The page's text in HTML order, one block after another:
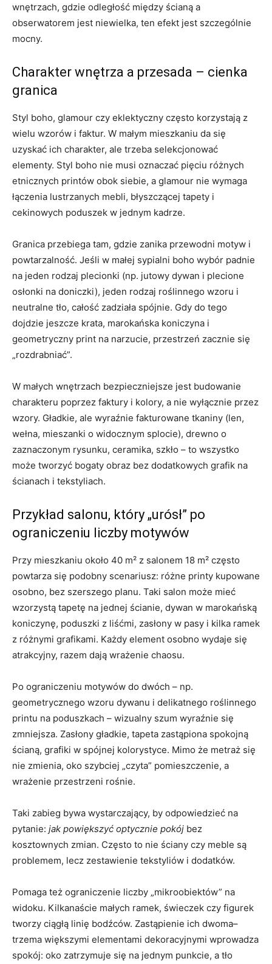
wnętrzach, gdzie odległość między ścianą a
obserwatorem jest niewielka, ten efekt jest szczególnie
mocny.
Charakter wnętrza a przesada – cienka
granica
Styl boho, glamour czy eklektyczny często korzystają z
wielu wzorów i faktur. W małym mieszkaniu da się
uzyskać ich charakter, ale trzeba selekcjonować
elementy. Styl boho nie musi oznaczać pięciu różnych
etnicznych printów obok siebie, a glamour nie wymaga
łączenia lustrzanych mebli, błyszczącej tapety i
cekinowych poduszek w jednym kadrze.
Granica przebiega tam, gdzie zanika przewodni motyw i
powtarzalność. Jeśli w małej sypialni boho wybór padnie
na jeden rodzaj plecionki (np. jutowy dywan i plecione
osłonki na doniczki), jeden rodzaj roślinnego wzoru i
neutralne tło, całość zadziała spójnie. Gdy do tego
dojdzie jeszcze krata, marokańska koniczyna i
geometryczny print na narzucie, przestrzeń zacznie się
„rozdrabniać”.
W małych wnętrzach bezpieczniejsze jest budowanie
charakteru poprzez faktury i kolory, a nie wyłącznie przez
wzory. Gładkie, ale wyraźnie fakturowane tkaniny (len,
wełna, mieszanki o widocznym splocie), drewno o
zaznaczonym rysunku, ceramika, szkło – to wszystko
może tworzyć bogaty obraz bez dodatkowych grafik na
ścianach i tekstyliach.
Przykład salonu, który „urósł” po
ograniczeniu liczby motywów
Przy mieszkaniu około 40 m² z salonem 18 m² często
powtarza się podobny scenariusz: różne printy kupowane
osobno, bez szerszego planu. Taki salon może mieć
wzorzystą tapetę na jednej ścianie, dywan w marokańską
koniczynę, poduszki z liśćmi, zasłony w pasy i kilka ramek
z różnymi grafikami. Każdy element osobno wydaje się
atrakcyjny, razem dają wrażenie chaosu.
Po ograniczeniu motywów do dwóch – np.
geometrycznego wzoru dywanu i delikatnego roślinnego
printu na poduszkach – wizualny szum wyraźnie się
zmniejsza. Zasłony gładkie, tapeta zastąpiona spokojną
ścianą, grafiki w spójnej kolorystyce. Mimo że metraż się
nie zmienia, oko szybciej „czyta” pomieszczenie, a
wrażenie przestrzeni rośnie.
Taki zabieg bywa wystarczający, by odpowiedzieć na
pytanie: jak powiększyć optycznie pokój bez
kosztownych zmian. Często to nie ściany czy meble są
problemem, lecz zestawienie tekstyliów i dodatków.
Pomaga też ograniczenie liczby „mikroobiektów” na
widoku. Kilkanaście małych ramek, świeczek czy figurek
tworzy ciągłą linię bodźców. Zastąpienie ich dwoma–
trzema większymi elementami dekoracyjnymi wprowadza
spokój: oko zatrzymuje się na jednym punkcie, a tło